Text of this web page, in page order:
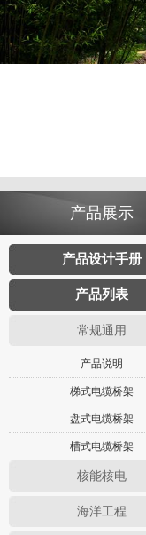
产品展示
产品设计手册
产品列表
常规通用
产品说明
梯式电缆桥架
盘式电缆桥架
槽式电缆桥架
核能核电
海洋工程